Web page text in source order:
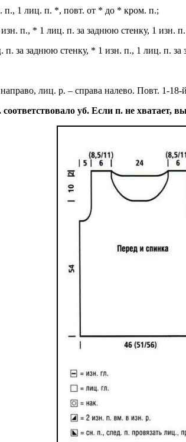
п., 1 лиц. п. *, повт. от * до * кром. п.;
п., * 1 лиц. п. за заднюю стенку, 1 изн.
п. за заднюю стенку, * 1 изн. п., 1 лиц. п.
лиц. р. – справа налево. Повт. 1-18-
уб. Если п. не хватает,